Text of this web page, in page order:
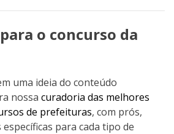
o concurso da
uma ideia do conteúdo
nossa curadoria das melhores
de prefeituras, com prós,
para cada tipo de